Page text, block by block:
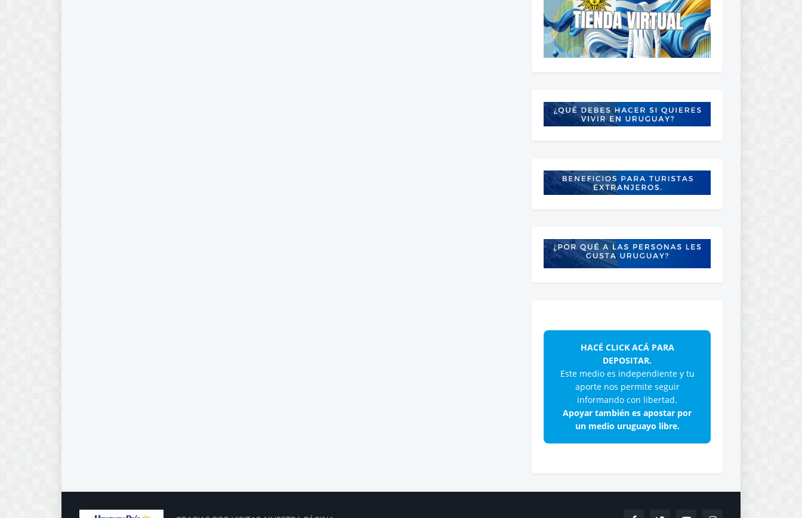
HACÉ CLICK ACÁ PARA
DEPOSITAR.
Este medio es independiente y tu
aporte nos permite seguir
informando con libertad.
Apoyar también es apostar por
un medio uruguayo libre.